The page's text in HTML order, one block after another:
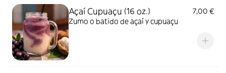
Açaí Cupuaçu (16 oz.)
7,00 €
Zumo o batido de açaí y cupuaçu